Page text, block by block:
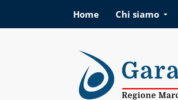
Home Chi siamo